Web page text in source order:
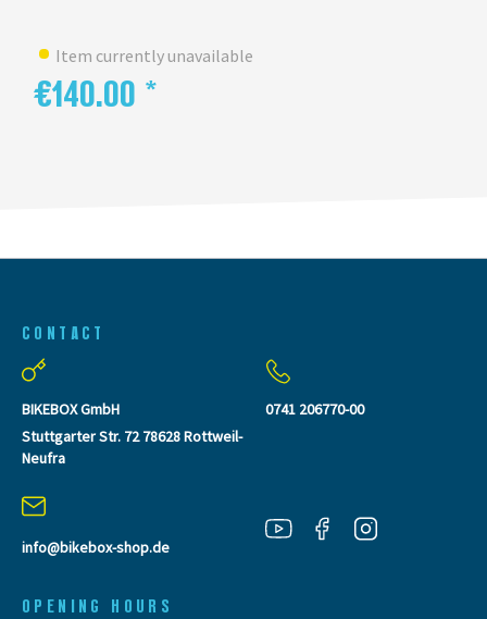
Item currently unavailable
€140.00 *
CONTACT
BIKEBOX GmbH
Stuttgarter Str. 72 78628 Rottweil-
Neufra
info@bikebox-shop.de
0741 206770-00
OPENING HOURS